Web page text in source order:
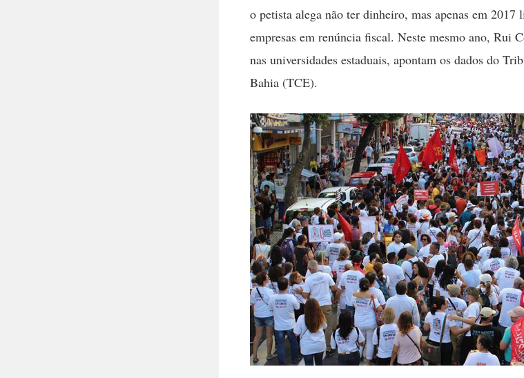
o petista alega não ter dinheiro, mas apenas em
empresas em renúncia fiscal. Neste mesmo ano, Rui
nas universidades estaduais, apontam os dados do
Bahia (TCE).